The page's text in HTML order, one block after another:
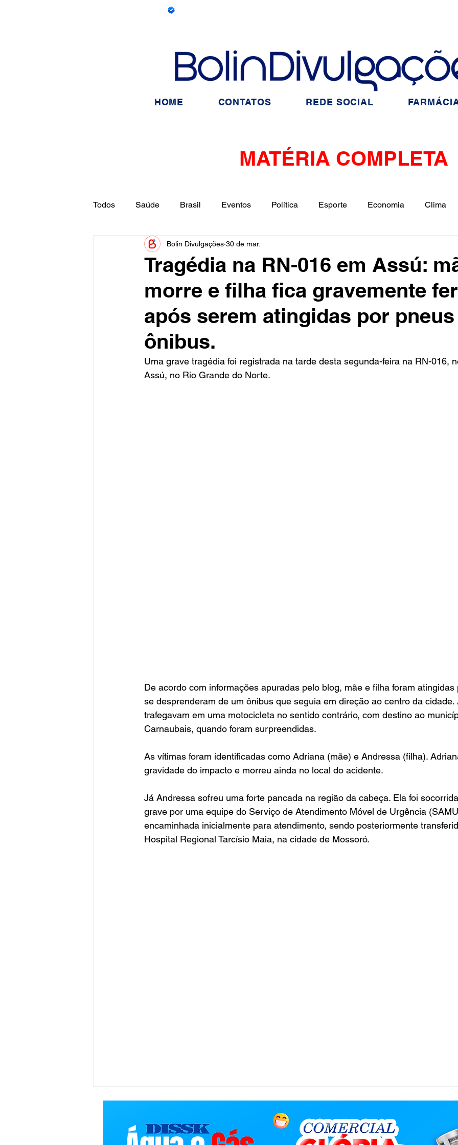
MATÉRIA COMPLETA
Todos Saúde Brasil Eventos Política Esporte Economia Clima
Informe Publicitário Judiciário Cidades
Acidente Tecnologia Educação Influencer Luto Artista Seleção
Redes Sociais Trânsito
Tragédia na RN-016 em Assú:
morre e filha fica gravemente
após serem atingidas por
ônibus.
Bolin Divulgações 30 de mar.
Uma grave tragédia foi registrada na tarde desta segunda-feira na RN-016,
Assú, no Rio Grande do Norte.
De acordo com informações apuradas pelo blog, mãe e filha foram atingidas
se desprenderam de um ônibus que seguia em direção ao centro da cidade.
trafegavam em uma motocicleta no sentido contrário, com destino ao
Carnaubais, quando foram surpreendidas.
As vítimas foram identificadas como Adriana (mãe) e Andressa (filha).
gravidade do impacto e morreu ainda no local do acidente.
Já Andressa sofreu uma forte pancada na região da cabeça. Ela foi
grave por uma equipe do Serviço de Atendimento Móvel de Urgência
encaminhada inicialmente para atendimento, sendo posteriormente
Hospital Regional Tarcísio Maia, na cidade de Mossoró.
HOME CONTATOS REDE SOCIAL